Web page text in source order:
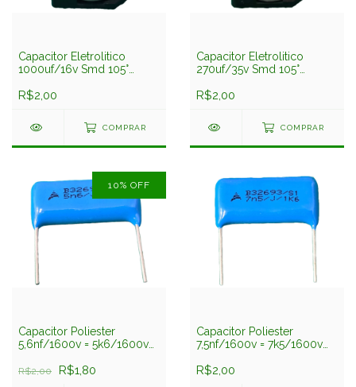
Capacitor Eletrolitico
1000uf/16v Smd 105°
R$2,00
COMPRAR
Capacitor Eletrolitico
270uf/35v Smd 105°
R$2,00
COMPRAR
10% OFF
Capacitor Poliester
5,6nf/1600v = 5k6/1600v
R$2,00 R$1,80
Capacitor Poliester
7,5nf/1600v = 7k5/1600v
R$2,00